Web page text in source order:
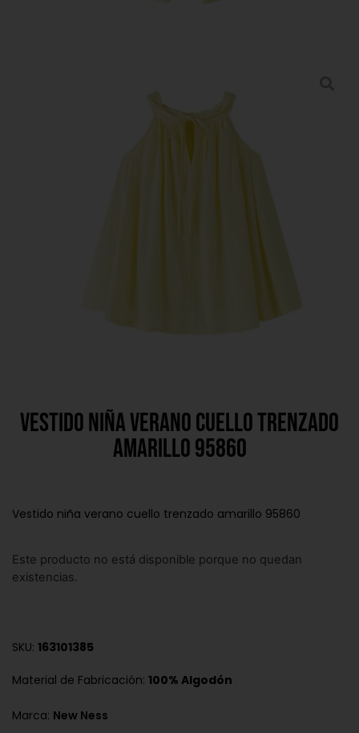
Vestido niña verano cuello trenzado
amarillo 95860
Vestido niña verano cuello trenzado amarillo 95860
Este producto no está disponible porque no quedan
existencias.
SKU: 163101385
Material de Fabricación: 100% Algodón
Marca: New Ness